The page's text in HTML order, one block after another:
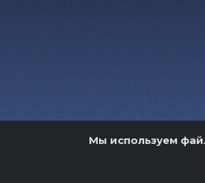
Мы используем